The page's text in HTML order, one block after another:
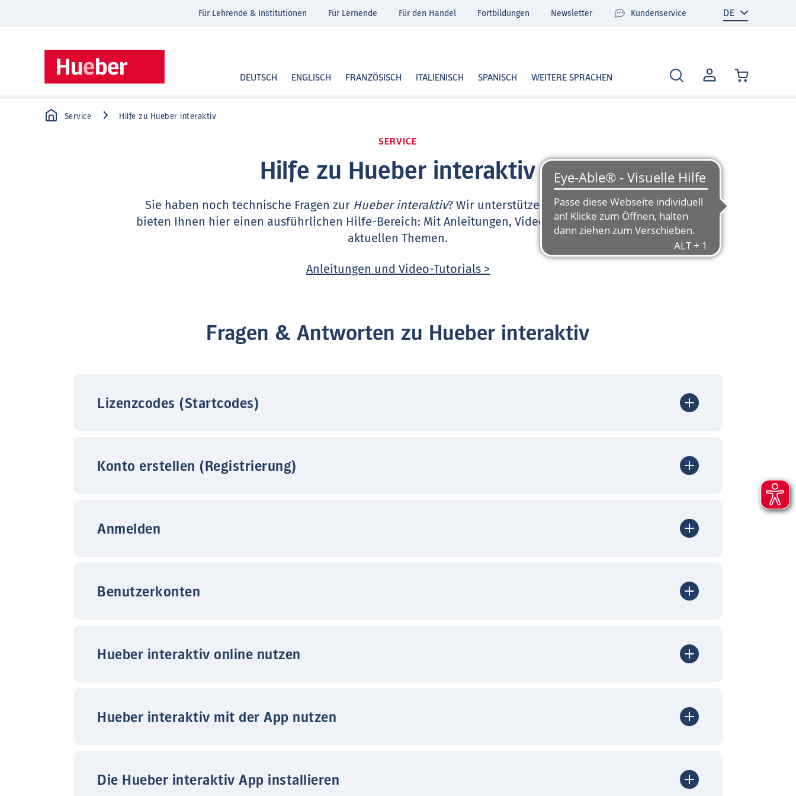
MEIN
KONTO
DEUTSCH ENGLISCH FRANZÖSISCH ITALIENISCH SPANISCH WEITERE SPRACHEN
Für Lehrende & Institutionen Für Lernende Für den Handel Fortbildungen Newsletter Kundenservice
Service Hilfe zu Hueber interaktiv
SERVICE
Hilfe zu Hueber interaktiv
Sie haben noch technische Fragen zur Hueber interaktiv? Wir unterstützen Sie sehr gerne und
bieten Ihnen hier einen ausführlichen Hilfe-Bereich: Mit Anleitungen, Video-Tutorials und FAQ zu
aktuellen Themen.
Anleitungen und Video-Tutorials >
Fragen & Antworten zu Hueber interaktiv
Lizenzcodes (Startcodes)
Konto erstellen (Registrierung)
Anmelden
Benutzerkonten
Hueber interaktiv online nutzen
Hueber interaktiv mit der App nutzen
Die Hueber interaktiv App installieren